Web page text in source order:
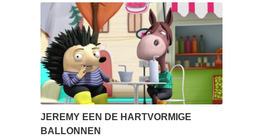
JEREMY EEN DE HARTVORMIGE
BALLONNEN